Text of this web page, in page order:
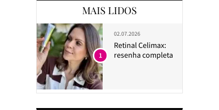
MAIS LIDOS
02.07.2026
Retinal Celimax:
resenha completa
1